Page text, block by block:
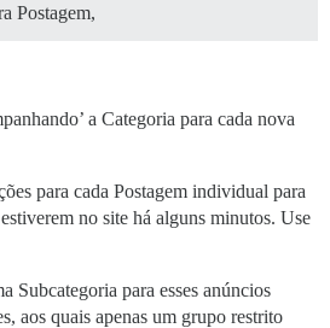
Postagem,
a Categoria para cada nova
para cada Postagem individual para
no site há alguns minutos. Use
Subcategoria para esses anúncios
aos quais apenas um grupo restrito